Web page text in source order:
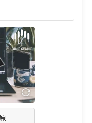
=
{
myhook_open
>tgid,